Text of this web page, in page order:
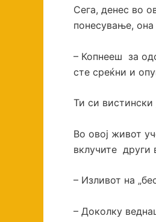
Сега, денес во
понесување, она
– Копнееш за
сте среќни и
Ти си вистински
Во овој живот
вклучите други
– Изливот на
– Доколку